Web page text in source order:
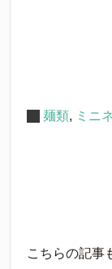
麺類, ミニ
こちらの記事